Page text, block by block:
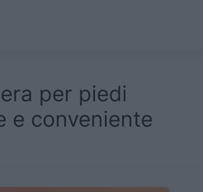
per piedi
e conveniente